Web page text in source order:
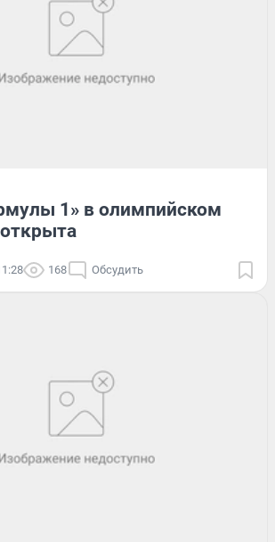
1» в олимпийском
168 Обсудить